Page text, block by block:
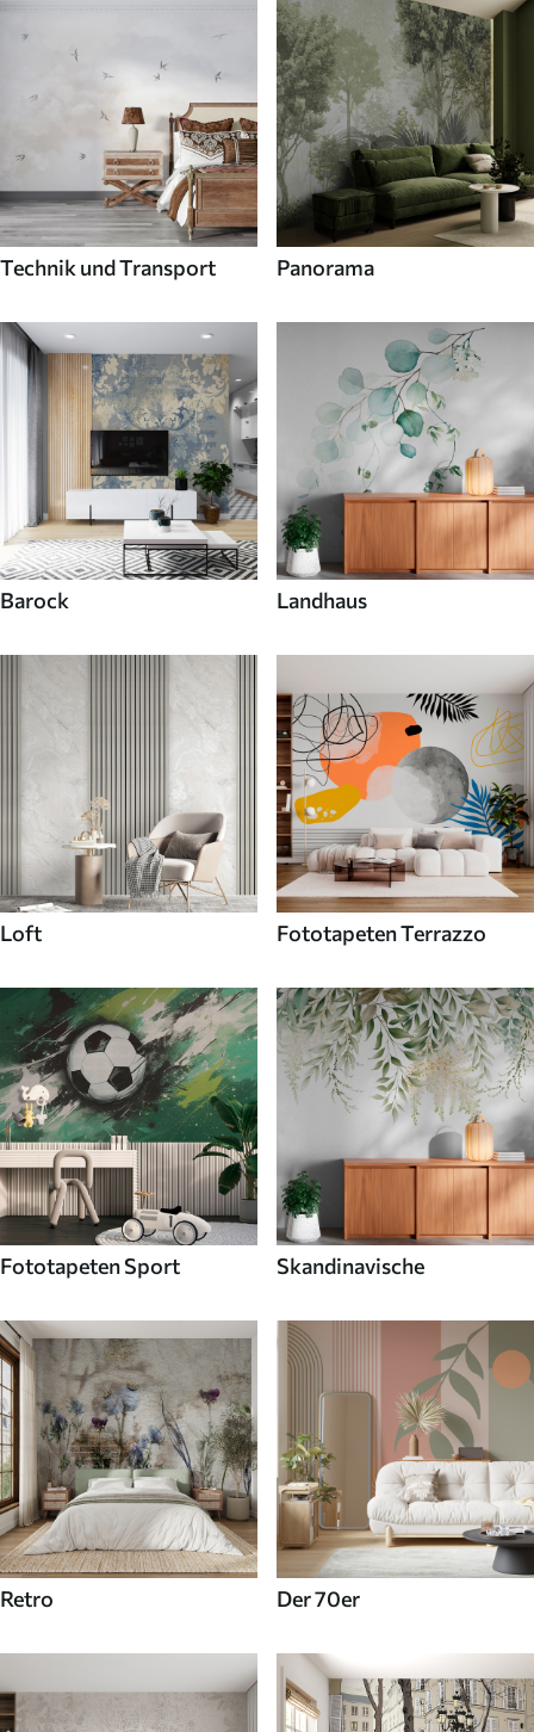
Technik und Transport Panorama
Barock Landhaus
Loft Fototapeten Terrazzo
Fototapeten Sport Skandinavische
Retro Der 70er